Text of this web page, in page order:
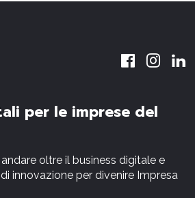
per le imprese del
oltre il business digitale e
innovazione per divenire Impresa